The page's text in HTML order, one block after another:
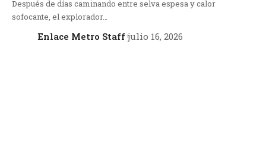
Después de días caminando entre selva espesa y calor
sofocante, el explorador…
Enlace Metro Staff julio 16, 2026